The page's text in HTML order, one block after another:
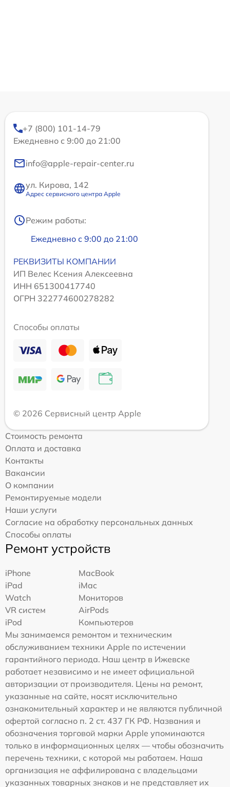
+7 (800) 101-14-79
Ежедневно с 9:00 до 21:00
info@apple-repair-center.ru
ул. Кирова, 142
Адрес сервисного центра Apple
Режим работы:
Ежедневно с 9:00 до 21:00
РЕКВИЗИТЫ КОМПАНИИ
ИП Велес Ксения Алексеевна
ИНН 651300417740
ОГРН 322774600278282
Способы оплаты
© 2026 Сервисный центр Apple
Стоимость ремонта
Оплата и доставка
Контакты
Вакансии
О компании
Ремонтируемые модели
Наши услуги
Согласие на обработку персональных данных
Способы оплаты
Ремонт устройств
iPhone
MacBook
iPad
iMac
Watch
Мониторов
VR систем
AirPods
iPod
Компьютеров
Мы занимаемся ремонтом и техническим
обслуживанием техники Apple по истечении
гарантийного периода. Наш центр в Ижевске
работает независимо и не имеет официальной
авторизации от производителя. Цены на ремонт,
указанные на сайте, носят исключительно
ознакомительный характер и не являются публичной
офертой согласно п. 2 ст. 437 ГК РФ. Названия и
обозначения торговой марки Apple упоминаются
только в информационных целях — чтобы обозначить
перечень техники, с которой мы работаем. Наша
организация не аффилирована с владельцами
указанных товарных знаков и не представляет их